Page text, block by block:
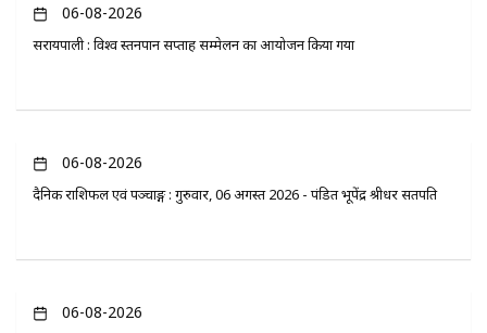
06-08-2026
सरायपाली : विश्व स्तनपान सप्ताह सम्मेलन का आयोजन किया गया
06-08-2026
दैनिक राशिफल एवं पञ्चाङ्ग : गुरुवार, 06 अगस्त 2026 - पंडित भूपेंद्र श्रीधर सतपति
06-08-2026